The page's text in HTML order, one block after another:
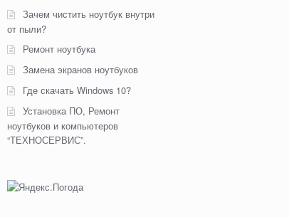
Зачем чистить ноутбук внутри
от пыли?
Ремонт ноутбука
Замена экранов ноутбуков
Где скачать Windows 10?
Установка ПО, Ремонт
ноутбуков и компьютеров
“ТЕХНОСЕРВИС”.